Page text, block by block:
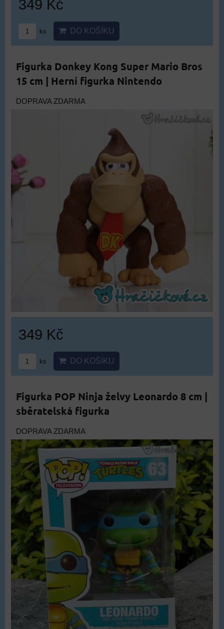
349 Kč
ks DO KOŠÍKU
Figurka Donkey Kong Super Mario Bros
15 cm | Herní figurka Nintendo
DOPRAVA ZDARMA
349 Kč
ks DO KOŠÍKU
Figurka POP Ninja želvy Leonardo 8 cm |
sběratelská figurka
DOPRAVA ZDARMA